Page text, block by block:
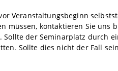
Veranstaltungsbeginn
müssen, kontaktieren Sie uns
Sollte der Seminarplatz durch
Sollte dies nicht der Fall